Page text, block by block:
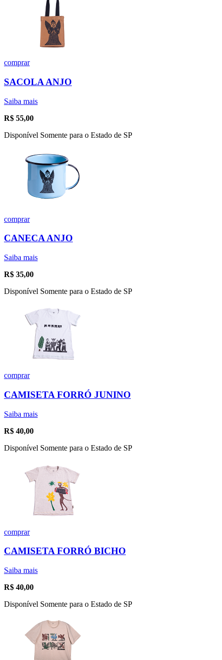
comprar
SACOLA ANJO
Saiba mais
R$ 55,00
Disponível Somente para o Estado de SP
comprar
CANECA ANJO
Saiba mais
R$ 35,00
Disponível Somente para o Estado de SP
comprar
CAMISETA FORRÓ JUNINO
Saiba mais
R$ 40,00
Disponível Somente para o Estado de SP
comprar
CAMISETA FORRÓ BICHO
Saiba mais
R$ 40,00
Disponível Somente para o Estado de SP